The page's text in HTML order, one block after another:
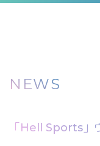
NEWS
「Hell Sports」